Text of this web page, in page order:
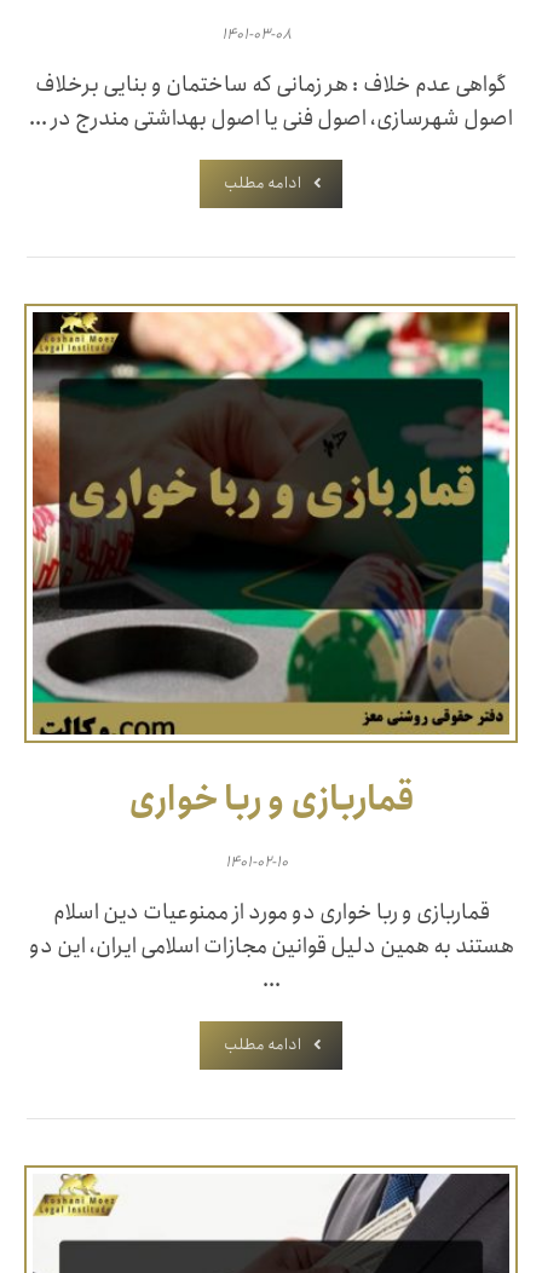
۱۴۰۱-۰۳-۰۸
گواهی عدم خلاف : هر زمانی که ساختمان و بنایی برخلاف
اصول شهرسازی، اصول فنی یا اصول بهداشتی مندرج در ...
ادامه مطلب
قماربازی و ربا خواری
۱۴۰۱-۰۲-۱۰
قماربازی و ربا خواری دو مورد از ممنوعیات دین اسلام
هستند به همین دلیل قوانین مجازات اسلامی ایران، این دو
...
ادامه مطلب